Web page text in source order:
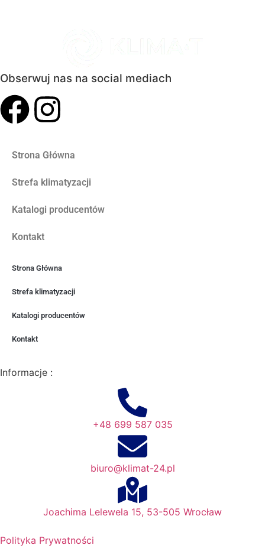
Obserwuj nas na social mediach
Strona Główna
Strefa klimatyzacji
Katalogi producentów
Kontakt
Strona Główna
Strefa klimatyzacji
Katalogi producentów
Kontakt
Informacje :
+48 699 587 035
biuro@klimat-24.pl
Joachima Lelewela 15, 53-505 Wrocław
Polityka Prywatności